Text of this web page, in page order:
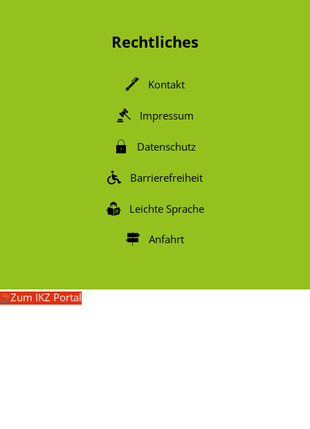
Rechtliches
Kontakt
Impressum
Datenschutz
Barrierefreiheit
Leichte Sprache
Anfahrt
Zum IKZ Portal